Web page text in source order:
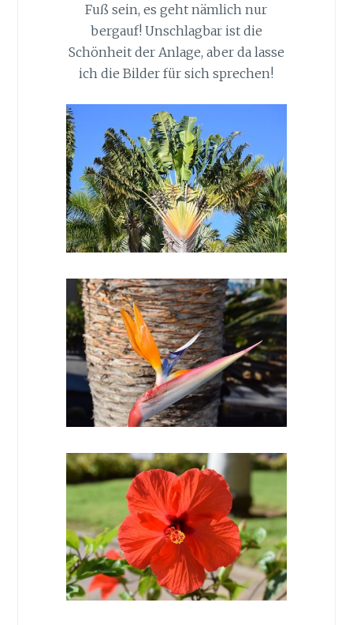
Fuß sein, es geht nämlich nur
bergauf! Unschlagbar ist die
Schönheit der Anlage, aber da lasse
ich die Bilder für sich sprechen!